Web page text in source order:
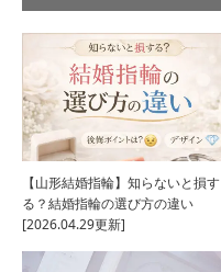
【山形結婚指輪】知らないと損す
る？結婚指輪の選び方の違い
[2026.04.29更新]